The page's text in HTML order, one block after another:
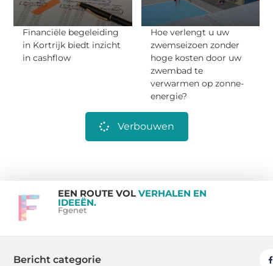
Financiële begeleiding
in Kortrijk biedt inzicht
in cashflow
Hoe verlengt u uw
zwemseizoen zonder
hoge kosten door uw
zwembad te
verwarmen op zonne-
energie?
Verbouwen
EEN ROUTE VOL VERHALEN EN
IDEEËN.
Fgenet
Bericht categorie